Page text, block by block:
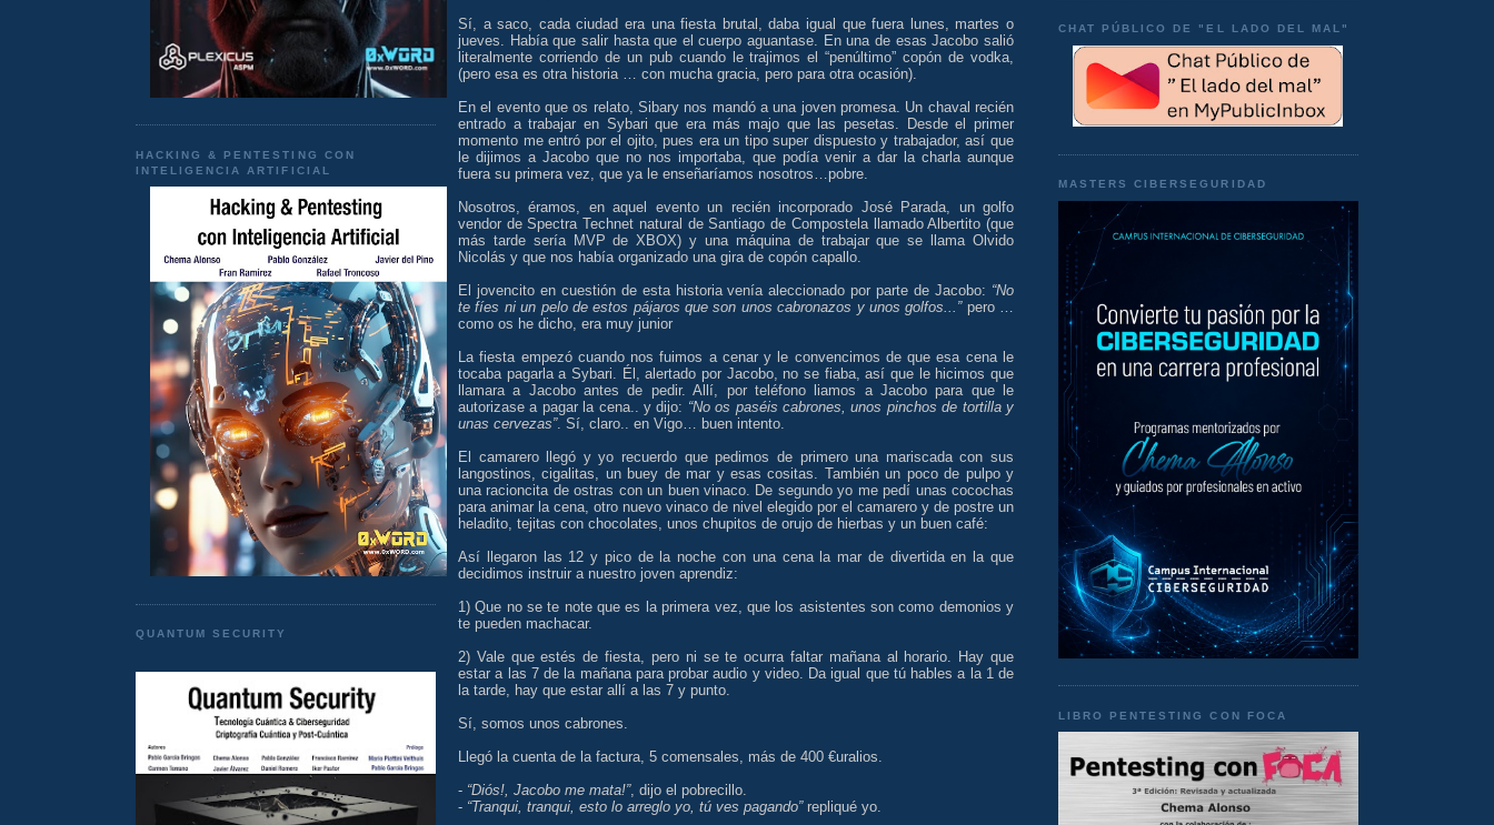
HACKING & PENTESTING CON
INTELIGENCIA ARTIFICIAL
QUANTUM SECURITY
Sí, a saco, cada ciudad era una fiesta brutal, daba igual que fuera lunes, martes o
jueves. Había que salir hasta que el cuerpo aguantase. En una de esas Jacobo salió
literalmente corriendo de un pub cuando le trajimos el “penúltimo” copón de vodka,
(pero esa es otra historia … con mucha gracia, pero para otra ocasión).
En el evento que os relato, Sibary nos mandó a una joven promesa. Un chaval recién
entrado a trabajar en Sybari que era más majo que las pesetas. Desde el primer
momento me entró por el ojito, pues era un tipo super dispuesto y trabajador, así que
le dijimos a Jacobo que no nos importaba, que podía venir a dar la charla aunque
fuera su primera vez, que ya le enseñaríamos nosotros…pobre.
Nosotros, éramos, en aquel evento un recién incorporado José Parada, un golfo
vendor de Spectra Technet natural de Santiago de Compostela llamado Albertito (que
más tarde sería MVP de XBOX) y una máquina de trabajar que se llama Olvido
Nicolás y que nos había organizado una gira de copón capallo.
El jovencito en cuestión de esta historia venía aleccionado por parte de Jacobo: “No
te fíes ni un pelo de estos pájaros que son unos cabronazos y unos golfos...”pero …
como os he dicho, era muy junior
La fiesta empezó cuando nos fuimos a cenar y le convencimos de que esa cena le
tocaba pagarla a Sybari. Él, alertado por Jacobo, no se fiaba, así que le hicimos que
llamara a Jacobo antes de pedir. Allí, por teléfono liamos a Jacobo para que le
autorizase a pagar la cena.. y dijo: “No os paséis cabrones, unos pinchos de tortilla y
unas cervezas”. Sí, claro.. en Vigo… buen intento.
El camarero llegó y yo recuerdo que pedimos de primero una mariscada con sus
langostinos, cigalitas, un buey de mar y esas cositas. También un poco de pulpo y
una racioncita de ostras con un buen vinaco. De segundo yo me pedí unas cocochas
para animar la cena, otro nuevo vinaco de nivel elegido por el camarero y de postre un
heladito, tejitas con chocolates, unos chupitos de orujo de hierbas y un buen café:
Así llegaron las 12 y pico de la noche con una cena la mar de divertida en la que
decidimos instruir a nuestro joven aprendiz:
1) Que no se te note que es la primera vez, que los asistentes son como demonios y
te pueden machacar.
2) Vale que estés de fiesta, pero ni se te ocurra faltar mañana al horario. Hay que
estar a las 7 de la mañana para probar audio y video. Da igual que tú hables a la 1 de
la tarde, hay que estar allí a las 7 y punto.
Sí, somos unos cabrones.
Llegó la cuenta de la factura, 5 comensales, más de 400 €uralios.
- “Diós!, Jacobo me mata!”, dijo el pobrecillo.
- “Tranqui, tranqui, esto lo arreglo yo, tú ves pagando”repliqué yo.
CHAT PÚBLICO DE "EL LADO DEL MAL"
MASTERS CIBERSEGURIDAD
LIBRO PENTESTING CON FOCA